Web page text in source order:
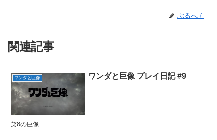
ぶるへく
関連記事
ワンダと巨像 ワンダと巨像 プレイ日記 #9
第8の巨像